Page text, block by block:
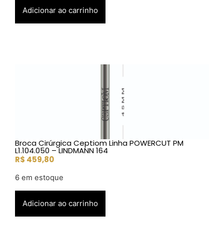
Adicionar ao carrinho
Broca Cirúrgica Ceptiom Linha POWERCUT PM
L1.104.050 – LINDMANN 164
R$ 459,80
6 em estoque
Adicionar ao carrinho